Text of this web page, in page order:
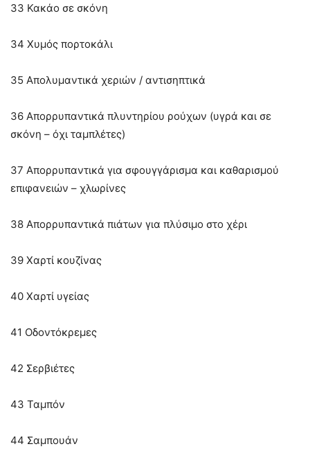
33 Κακάο σε σκόνη
34 Χυμός πορτοκάλι
35 Απολυμαντικά χεριών / αντισηπτικά
36 Απορρυπαντικά πλυντηρίου ρούχων (υγρά και σε
σκόνη – όχι ταμπλέτες)
37 Απορρυπαντικά για σφουγγάρισμα και καθαρισμού
επιφανειών – χλωρίνες
38 Απορρυπαντικά πιάτων για πλύσιμο στο χέρι
39 Χαρτί κουζίνας
40 Χαρτί υγείας
41 Οδοντόκρεμες
42 Σερβιέτες
43 Ταμπόν
44 Σαμπουάν